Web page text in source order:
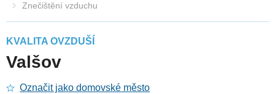
Znečištění vzduchu
KVALITA OVZDUŠÍ
Valšov
Označit jako domovské město